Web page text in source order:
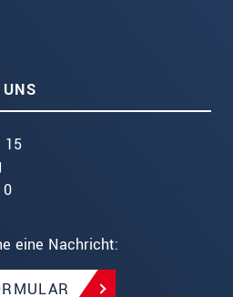
15
eine Nachricht: